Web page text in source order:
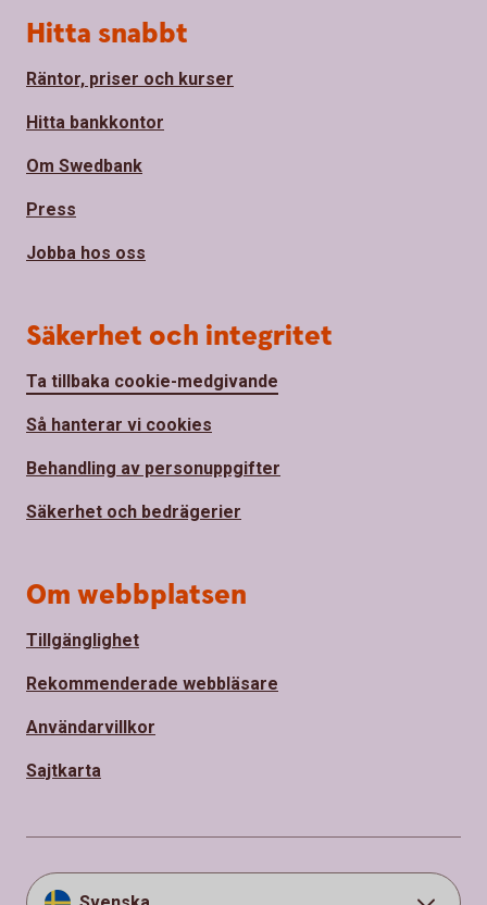
Hitta snabbt
Räntor, priser och kurser
Hitta bankkontor
Om Swedbank
Press
Jobba hos oss
Säkerhet och integritet
Ta tillbaka cookie-medgivande
Så hanterar vi cookies
Behandling av personuppgifter
Säkerhet och bedrägerier
Om webbplatsen
Tillgänglighet
Rekommenderade webbläsare
Användarvillkor
Sajtkarta